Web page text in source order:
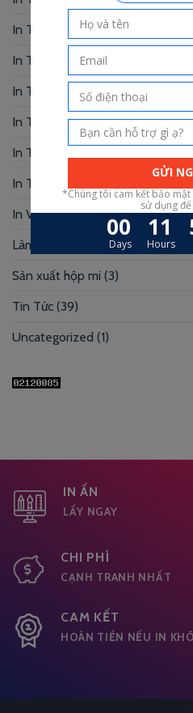
In Thiệp Cưới (33)
In Thiệp Mời (6)
In Tờ Rơi
In Tranh
(3)
In Truyện Tranh
In Túi Giấy
In Voucher(12)
Làm Hộp Đựng
(30)
Sản xuất hộp mi (3)
Tin Tức (39)
Uncategorized (1)
IN ẤN
LẤY NGAY
CHI PHÍ
CẠNH TRANH NHẤT
CAM KẾT
HOÀN TIỀN NẾU IN